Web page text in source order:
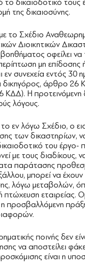
δικαιοδοτικό τους
της δικαιοσύνης.
το Σχέδιο
Διοικητικών
οφείλει
μη
εν συνεχεία εντός
άρθρο 26
Η προτεινόμενη
λόγους.
εν λόγω Σχέδιο, ο
των δικαστηρίων,
του έργο-
με τους διαδίκους,
παράτασης
μπορεί να
λόγω μεταβολών,
εταιρείας.
προσβαλλόμενη
ποινής δεν
να αποστείλει
είναι η